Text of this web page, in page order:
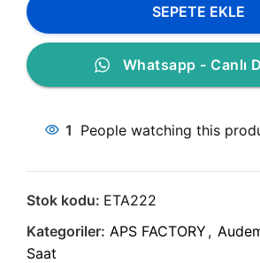
SEPETE EKLE
Whatsapp - Canlı
1 People watching this
Stok kodu: ETA222
Kategoriler: APS FACTORY ,
Saat